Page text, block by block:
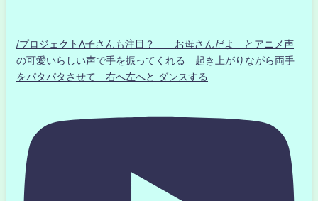
/プロジェクトA子さんも注目？ お母さんだよ とアニメ声
の可愛いらしい声で手を振ってくれる 起き上がりながら両手
をパタパタさせて 右へ左へと ダンスする